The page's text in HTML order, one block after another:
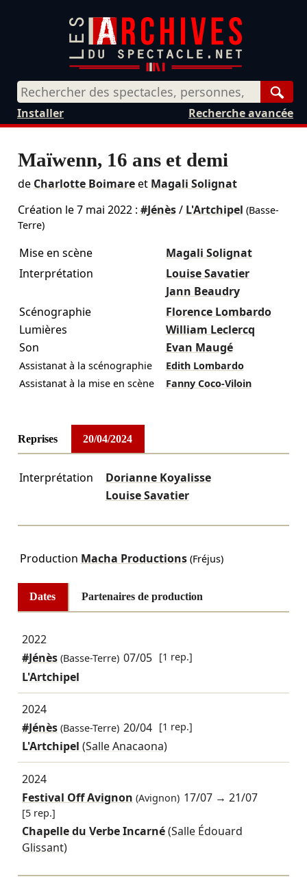
Recherche avancée
Installer
Maïwenn, 16 ans et demi
de Charlotte Boimareet Magali Solignat
Création le7 mai 2022: #Jénès/ L'Artchipel (Basse-
Terre)
Mise en scène
Magali Solignat
Interprétation
Louise Savatier
Jann Beaudry
Scénographie
Florence Lombardo
Lumières
William Leclercq
Son
Evan Maugé
Assistanat à la scénographie
Edith Lombardo
Assistanat à la mise en scène
Fanny Coco-Viloin
Reprises 20/04/2024
Interprétation
Dorianne Koyalisse
Louise Savatier
Production Macha Productions(Fréjus)
Dates Partenaires de production
2022
#Jénès(Basse-Terre) 07/05 [1 rep.]
L'Artchipel
2024
#Jénès(Basse-Terre) 20/04 [1 rep.]
L'Artchipel (Salle Anacaona)
2024
Festival Off Avignon (Avignon) 17/07 →21/07
[5 rep.]
Chapelle du Verbe Incarné(Salle Édouard
Glissant)